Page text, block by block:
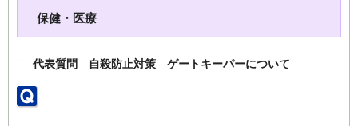
保健・医療
代表質問 自殺防止対策 ゲートキーパーについて